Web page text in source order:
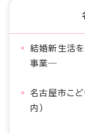
結婚新生活
事業―
名古屋市こ
内）